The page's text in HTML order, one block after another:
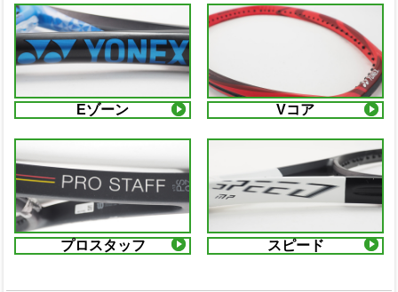
Eゾーン Vコア
プロスタッフ スピード